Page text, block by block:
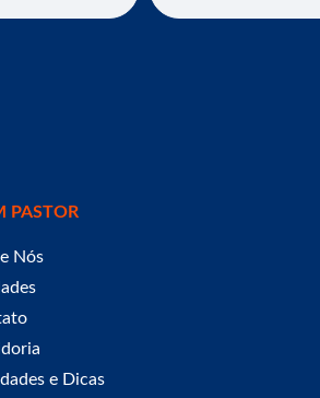
PASTOR
Nós
e Dicas